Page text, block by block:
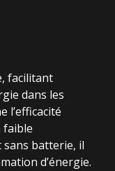
facilitant
dans les
l’efficacité
faible
sans batterie, il
d’énergie.